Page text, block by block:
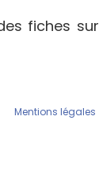
fiches sur
Mentions légales